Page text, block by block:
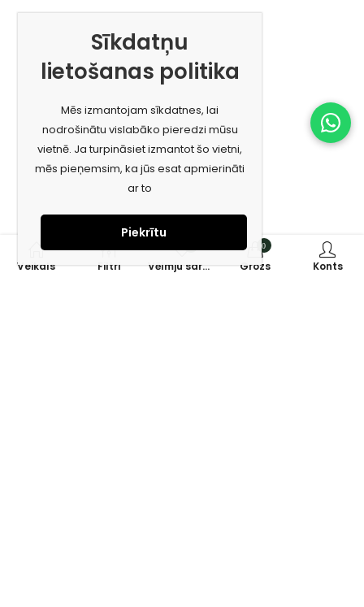
Veikals Filtri Vēlmju saraksts
0
Grozs Konts
Sīkdatņu
lietošanas politika
Mēs izmantojam sīkdatnes, lai
nodrošinātu vislabāko pieredzi mūsu
vietnē. Ja turpināsiet izmantot šo vietni,
mēs pieņemsim, ka jūs esat apmierināti
ar to
Piekrītu